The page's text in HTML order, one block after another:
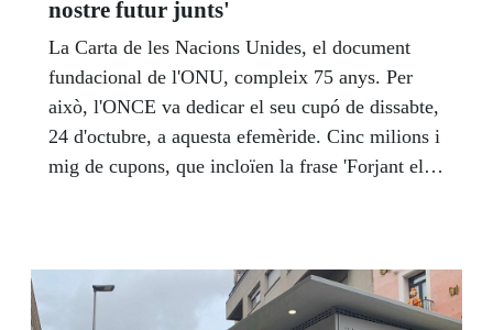
nostre futur junts'
La Carta de les Nacions Unides, el document
fundacional de l'ONU, compleix 75 anys. Per
això, l'ONCE va dedicar el seu cupó de dissabte,
24 d'octubre, a aquesta efemèride. Cinc milions i
mig de cupons, que incloïen la frase 'Forjant el